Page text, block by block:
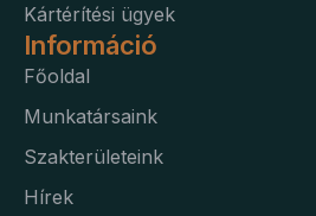
Kártérítési ügyek
Információ
Főoldal
Munkatársaink
Szakterületeink
Hírek